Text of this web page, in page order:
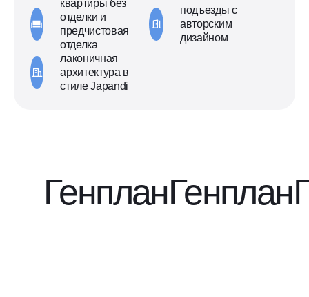
квартиры без
отделки и
предчистовая
отделка
подъезды с
авторским
дизайном
лаконичная
архитектура в
стиле Japandi
ГенпланГенплан